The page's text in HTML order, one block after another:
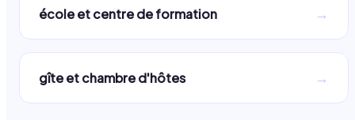
école et centre de formation →
gîte et chambre d'hôtes →